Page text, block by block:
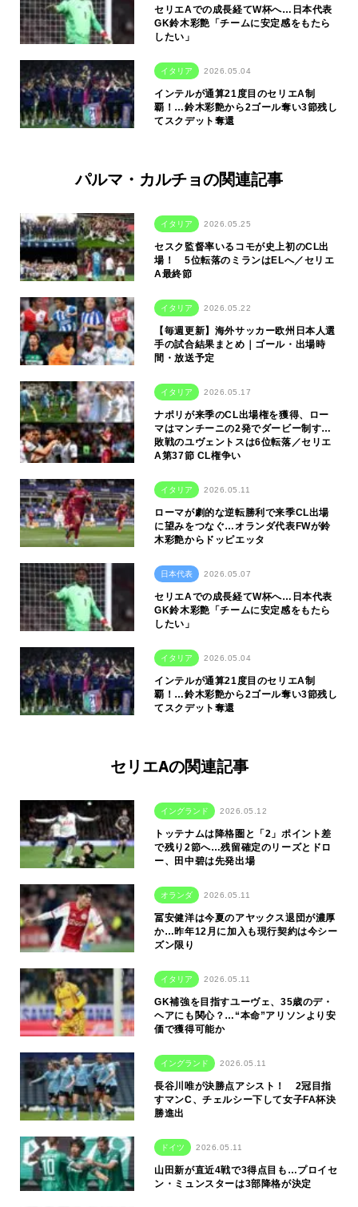
セリエAでの成長経てW杯へ…日本代表
GK鈴木彩艶「チームに安定感をもたら
したい」
イタリア 2026.05.04
インテルが通算21度目のセリエA制
覇！…鈴木彩艶から2ゴール奪い3節残し
てスクデット奪還
パルマ・カルチョの関連記事
イタリア 2026.05.25
セスク監督率いるコモが史上初のCL出
場！ 5位転落のミランはELへ／セリエ
A最終節
イタリア 2026.05.22
【毎週更新】海外サッカー欧州日本人選
手の試合結果まとめ｜ゴール・出場時
間・放送予定
イタリア 2026.05.17
ナポリが来季のCL出場権を獲得、ロー
マはマンチーニの2発でダービー制す…
敗戦のユヴェントスは6位転落／セリエ
A第37節 CL権争い
イタリア 2026.05.11
ローマが劇的な逆転勝利で来季CL出場
に望みをつなぐ…オランダ代表FWが鈴
木彩艶からドッピエッタ
日本代表 2026.05.07
セリエAでの成長経てW杯へ…日本代表
GK鈴木彩艶「チームに安定感をもたら
したい」
イタリア 2026.05.04
インテルが通算21度目のセリエA制
覇！…鈴木彩艶から2ゴール奪い3節残し
てスクデット奪還
セリエAの関連記事
イングランド 2026.05.12
トッテナムは降格圏と「2」ポイント差
で残り2節へ…残留確定のリーズとドロ
ー、田中碧は先発出場
オランダ 2026.05.11
冨安健洋は今夏のアヤックス退団が濃厚
か…昨年12月に加入も現行契約は今シー
ズン限り
イタリア 2026.05.11
GK補強を目指すユーヴェ、35歳のデ・
ヘアにも関心？…“本命”アリソンより安
価で獲得可能か
イングランド 2026.05.11
長谷川唯が決勝点アシスト！ 2冠目指
すマンC、チェルシー下して女子FA杯決
勝進出
ドイツ 2026.05.11
山田新が直近4戦で3得点目も…プロイセ
ン・ミュンスターは3部降格が決定